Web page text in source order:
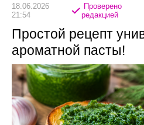
18.06.2026
21:54
Проверено
редакцией
Простой рецепт
ароматной пасты!